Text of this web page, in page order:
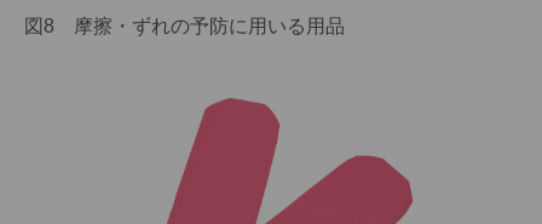
図8 摩擦・ずれの予防に用いる用品